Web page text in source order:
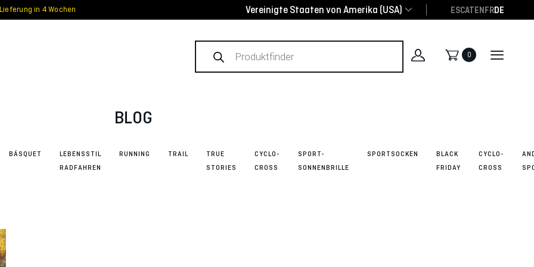
in 4 Wochen Vereinigte Staaten von Amerika (USA) ESCATENFRDE
Products
search
0
BLOG
BÁSQUET
LEBENSSTIL
RADFAHREN
RUNNING TRAIL
TRUE
STORIES
CYCLO-
CROSS
SPORT-
SONNENBRILLE
SPORTSOCKEN
BLACK
FRIDAY
CYCLO-
CROSS